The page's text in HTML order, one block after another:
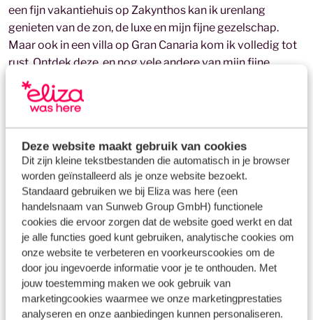
Deze website maakt gebruik van cookies
Dit zijn kleine tekstbestanden die automatisch in je browser
worden geïnstalleerd als je onze website bezoekt.
Standaard gebruiken we bij Eliza was here (een
handelsnaam van Sunweb Group GmbH) functionele
cookies die ervoor zorgen dat de website goed werkt en dat
je alle functies goed kunt gebruiken, analytische cookies om
onze website te verbeteren en voorkeurscookies om de
door jou ingevoerde informatie voor je te onthouden. Met
jouw toestemming maken we ook gebruik van
marketingcookies waarmee we onze marketingprestaties
analyseren en onze aanbiedingen kunnen personaliseren.
een fijn vakantiehuis op Zakynthos kan ik urenlang
genieten van de zon, de luxe en mijn fijne gezelschap.
Maar ook in een villa op Gran Canaria kom ik volledig tot
rust. Ontdek deze, en nog vele andere van mijn fijne
authentieke groepsvakantiehuizen voor groepen vanaf 8
personen. Of je nu op zoek bent naar een groot
vakantiehuis met zwembad
eengroepshuis aan het strand, ik garandeer je dat je
ultiem zult genieten van een vakantie vol comfort, gemak
en gezelligheid.
Ontdek de fijnste villa's onder de zon
Met mijn ontdekkingen aan vakantiehuizen in Spanje kun
je genieten van de zonovergoten stranden, rijke cultuur en
niet te vergeten, de heerlijke tapas. Ontspan aan de
idyllische stranden vanMallorca, of ga op
ontdekkingstocht tijdens het hoppen tussen deSpaanse